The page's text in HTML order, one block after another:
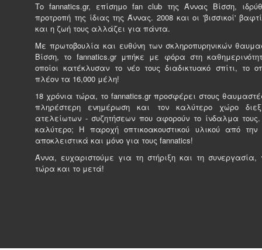
Tο fannatics.gr, επίσημο fan club της Άννας Βίσση,
προτροπή της ίδιας της Άννας. 2008 και οι 'βισσικοί'
και η ζωή τους αλλάζει για πάντα.
Με πρωτοβουλία και ευθύνη των σκληροπυρηνικών
Βίσση, το fannatics.gr μπήκε με φόρα στη
οποίοι κατέκλυσαν το νέο τους διαδικτυακό σπίτι, το
πλέον τα 16,000 μέλη!
18 χρόνια τώρα, το fannatics.gr προσφέρει στους
πληρέστερη ενημέρωση και τον καλύτερο χώρο
ατελείωτων - συζητήσεων που αφορούν το ίνδαλμα
καλύτερο; Η παροχή οπτικοακουστικού υλικού από
αποκλειστικά και μόνο για τους fannatics!
Άννα, ευχαριστούμε για τη στήριξη και τη συνεργασία,
τώρα και το μετά!